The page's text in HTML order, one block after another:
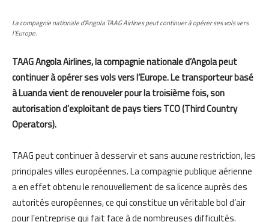
La compagnie nationale d’Angola TAAG Airlines peut continuer à opérer ses vols vers
l’Europe.
TAAG Angola Airlines, la compagnie nationale d’Angola peut
continuer à opérer ses vols vers l’Europe. Le transporteur basé
à Luanda vient de renouveler pour la troisième fois, son
autorisation d’exploitant de pays tiers TCO (Third Country
Operators).
TAAG peut continuer à desservir et sans aucune restriction, les
principales villes européennes. La compagnie publique aérienne
a en effet obtenu le renouvellement de sa licence auprès des
autorités européennes, ce qui constitue un véritable bol d’air
pour l’entreprise qui fait face à de nombreuses difficultés.